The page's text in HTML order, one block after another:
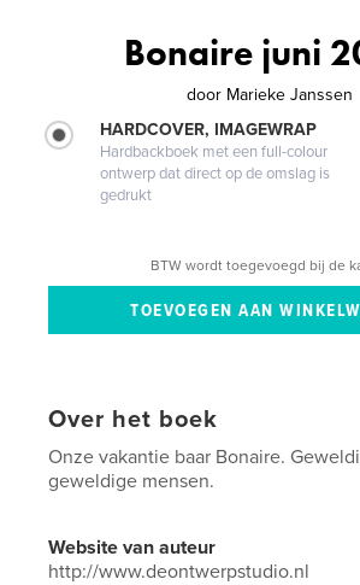
Bonaire juni
door Marieke Janssen
HARDCOVER, IMAGEWRAP
Hardbackboek met een full-colour
ontwerp dat direct op de omslag is
gedrukt
BTW wordt toegevoegd bij de
Over het boek
Onze vakantie baar Bonaire.
geweldige mensen.
Website van auteur
http://www.deontwerpstudio.nl